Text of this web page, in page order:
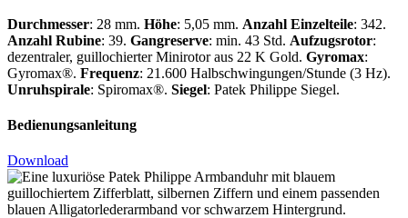
Durchmesser: 28 mm. Höhe: 5,05 mm. Anzahl Einzelteile: 342.
Anzahl Rubine: 39. Gangreserve: min. 43 Std. Aufzugsrotor:
dezentraler, guillochierter Minirotor aus 22 K Gold. Gyromax:
Gyromax®. Frequenz: 21.600 Halbschwingungen/Stunde (3 Hz).
Unruhspirale: Spiromax®. Siegel: Patek Philippe Siegel.
Bedienungsanleitung
Download